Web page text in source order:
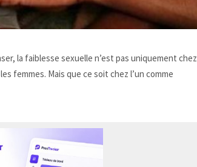
la faiblesse sexuelle n’est pas uniquement chez
femmes. Mais que ce soit chez l’un comme